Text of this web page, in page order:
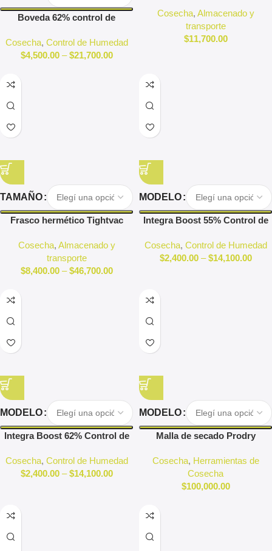
Boveda 62% control de
Cosecha, Control de Humedad
$4,500.00 – $21,700.00
Cosecha, Almacenado y
transporte
$11,700.00
TAMAÑO
Frasco hermético Tightvac
Cosecha, Almacenado y
transporte
$8,400.00 – $46,700.00
MODELO
Integra Boost 55% Control de
Cosecha, Control de Humedad
$2,400.00 – $14,100.00
MODELO
Integra Boost 62% Control de
Cosecha, Control de Humedad
$2,400.00 – $14,100.00
MODELO
Malla de secado Prodry
Cosecha, Herramientas de
Cosecha
$100,000.00